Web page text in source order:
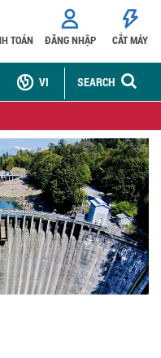
TOÁN ĐĂNG NHẬP CẮT MÁY
SEARCH
VI